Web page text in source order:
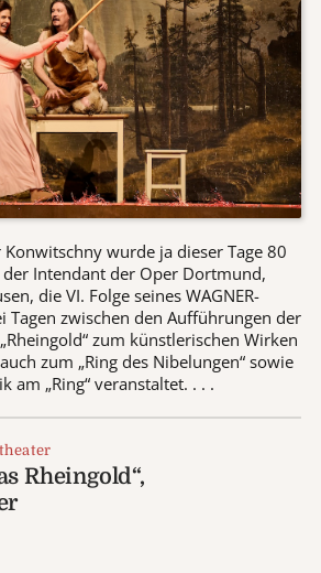
wurde ja dieser Tage 80
der Intendant der Oper Dortmund,
die VI. Folge seines WAGNER-
Tagen zwischen den Aufführungen der
zum künstlerischen Wirken
zum „Ring des Nibelungen“ sowie
am „Ring“ veranstaltet. . . .
Rheingold“,